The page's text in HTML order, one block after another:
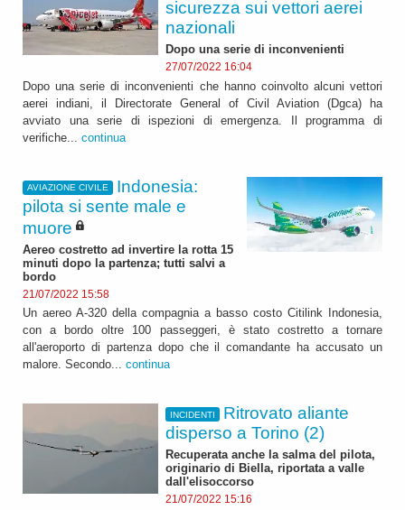
sicurezza sui vettori aerei
nazionali
Dopo una serie di inconvenienti
27/07/2022 16:04
Dopo una serie di inconvenienti che hanno coinvolto alcuni vettori
aerei indiani, il Directorate General of Civil Aviation (Dgca) ha
avviato una serie di ispezioni di emergenza. Il programma di
verifiche... continua
AVIAZIONE CIVILE
Indonesia:
pilota si sente male e
muore
Aereo costretto ad invertire la rotta 15
minuti dopo la partenza; tutti salvi a
bordo
21/07/2022 15:58
Un aereo A-320 della compagnia a basso costo Citilink Indonesia,
con a bordo oltre 100 passeggeri, è stato costretto a tornare
all'aeroporto di partenza dopo che il comandante ha accusato un
malore. Secondo... continua
INCIDENTI
Ritrovato aliante
disperso a Torino (2)
Recuperata anche la salma del pilota,
originario di Biella, riportata a valle
dall'elisoccorso
21/07/2022 15:16